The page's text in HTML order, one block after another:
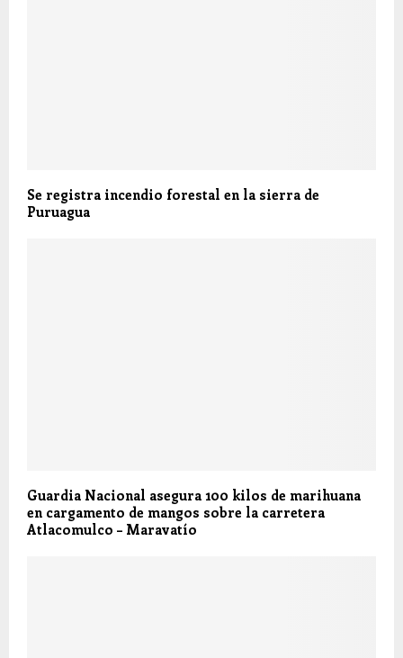
Se registra incendio forestal en la sierra de
Puruagua
Guardia Nacional asegura 100 kilos de marihuana
en cargamento de mangos sobre la carretera
Atlacomulco – Maravatío